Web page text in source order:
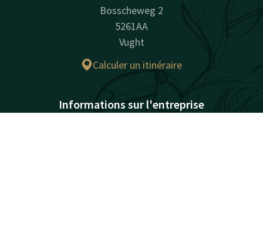
Bosscheweg 2
5261AA
Vught
Calculer un itinéraire
Informations sur l'entreprise